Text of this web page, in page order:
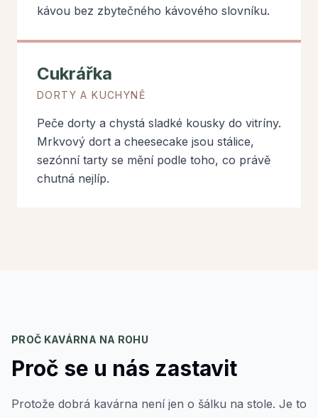
kávou bez zbytečného kávového slovníku.
Cukrářka
DORTY A KUCHYNĚ
Peče dorty a chystá sladké kousky do vitríny.
Mrkvový dort a cheesecake jsou stálice,
sezónní tarty se mění podle toho, co právě
chutná nejlíp.
PROČ KAVÁRNA NA ROHU
Proč se u nás zastavit
Protože dobrá kavárna není jen o šálku na stole. Je to